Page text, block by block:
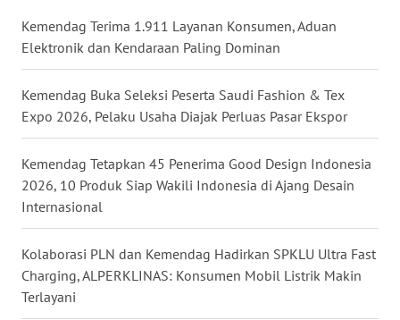
Kemendag Terima 1.911 Layanan Konsumen, Aduan
Elektronik dan Kendaraan Paling Dominan
Kemendag Buka Seleksi Peserta Saudi Fashion & Tex
Expo 2026, Pelaku Usaha Diajak Perluas Pasar Ekspor
Kemendag Tetapkan 45 Penerima Good Design Indonesia
2026, 10 Produk Siap Wakili Indonesia di Ajang Desain
Internasional
Kolaborasi PLN dan Kemendag Hadirkan SPKLU Ultra Fast
Charging, ALPERKLINAS: Konsumen Mobil Listrik Makin
Terlayani
WN
NUSANTARA
JATIM
WN
KALBAR